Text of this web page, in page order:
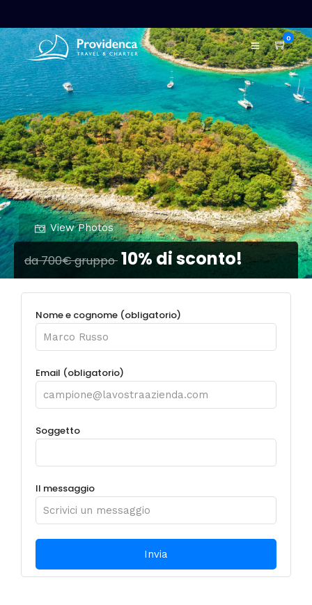
0
View Photos
da 700€ gruppo 10% di sconto!
Nome e cognome (obligatorio)
Email (obligatorio)
Soggetto
Il messaggio